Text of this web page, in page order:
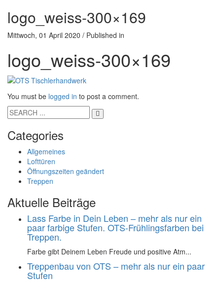
logo_weiss-300×169
Mittwoch, 01 April 2020 / Published in
logo_weiss-300×169
You must be logged in to post a comment.
Categories
Allgemeines
Lofttüren
Öffnungszeiten geändert
Treppen
Aktuelle Beiträge
Lass Farbe in Dein Leben – mehr als nur ein
paar farbige Stufen. OTS-Frühlingsfarben bei
Treppen.
Farbe gibt Deinem Leben Freude und positive Atm...
Treppenbau von OTS – mehr als nur ein paar
Stufen